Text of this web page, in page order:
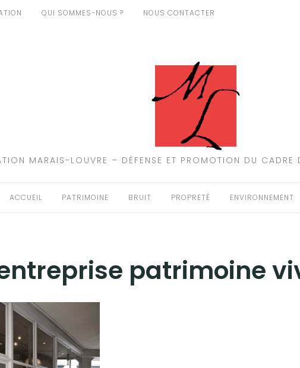
QUI SOMMES-NOUS ? NOUS CONTACTER
MARAIS-LOUVRE – DÉFENSE ET PROMOTION DU CADRE
ACCUEIL PATRIMOINE BRUIT PROPRETÉ ENVIRONNEMENT
patrimoine